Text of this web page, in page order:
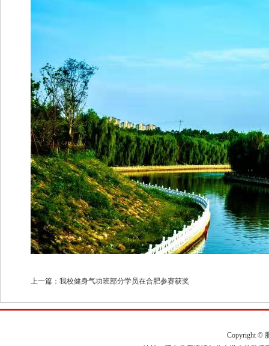
上一篇： 我校健身气功班部分学员在合肥参赛获奖
Copyright ©